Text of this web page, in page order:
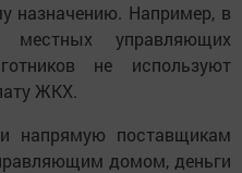
назначению. Например, в
управляющих
не используют
ЖКХ.
напрямую поставщикам
домом, деньги